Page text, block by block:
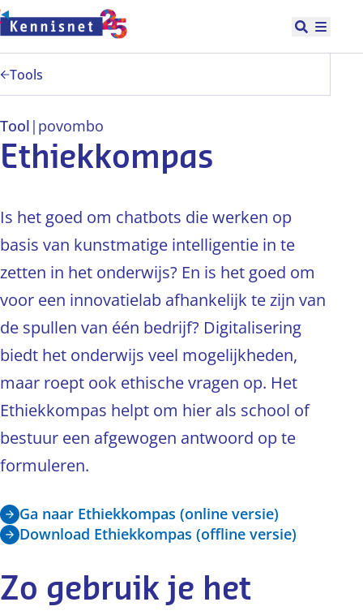
Doorgaan naar hoofdinhoud
Open
Tools
Tool | povombo
Ethiekkompas
Is het goed om chatbots die werken op
basis van kunstmatige intelligentie in te
zetten in het onderwijs? En is het goed om
voor een innovatielab afhankelijk te zijn van
de spullen van één bedrijf? Digitalisering
biedt het onderwijs veel mogelijkheden,
maar roept ook ethische vragen op. Het
Ethiekkompas helpt om hier als school of
bestuur een afgewogen antwoord op te
formuleren.
Ga naar Ethiekkompas (online versie)
Download Ethiekkompas (offline versie)
Zo gebruik je het